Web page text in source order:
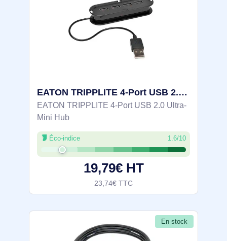
EATON TRIPPLITE 4-Port USB 2.0 Ultra-Mini Hub Tripp Lite - U222-004
EATON TRIPPLITE 4-Port USB 2.0 Ultra-
Mini Hub
Éco-indice 1.6/10
19,79€ HT
23,74€ TTC
En stock